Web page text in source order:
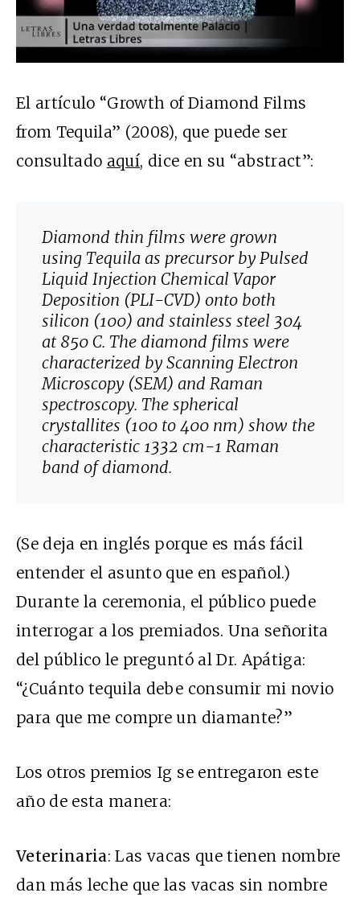
El artículo “Growth of Diamond Films
from Tequila” (2008), que puede ser
consultado aquí, dice en su “abstract”:
Diamond thin films were grown
using Tequila as precursor by Pulsed
Liquid Injection Chemical Vapor
Deposition (PLI-CVD) onto both
silicon (100) and stainless steel 304
at 850 C. The diamond films were
characterized by Scanning Electron
Microscopy (SEM) and Raman
spectroscopy. The spherical
crystallites (100 to 400 nm) show the
characteristic 1332 cm-1 Raman
band of diamond.
(Se deja en inglés porque es más fácil
entender el asunto que en español.)
Durante la ceremonia, el público puede
interrogar a los premiados. Una señorita
del público le preguntó al Dr. Apátiga:
“¿Cuánto tequila debe consumir mi novio
para que me compre un diamante?”
Los otros premios Ig se entregaron este
año de esta manera:
Veterinaria: Las vacas que tienen nombre
dan más leche que las vacas sin nombre